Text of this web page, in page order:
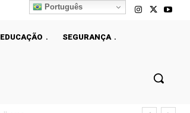
EDUCAÇÃO
SEGURANÇA
Português